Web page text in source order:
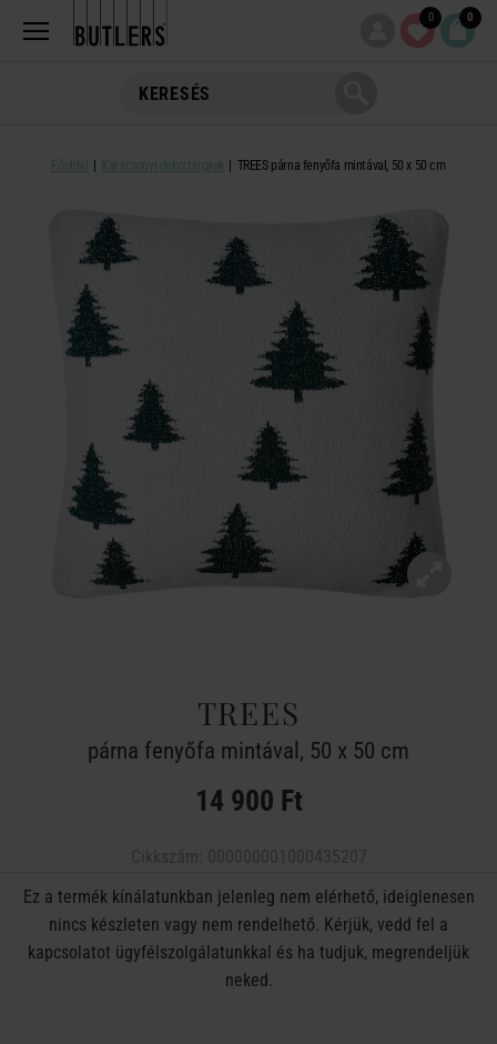
0 0
Főoldal Karácsonyi dekortárgyak TREES párna fenyőfa mintával, 50 x 50 cm
TREES
párna fenyőfa mintával, 50 x 50 cm
14 900 Ft
Ez a termék kínálatunkban jelenleg nem elérhető, ideiglenesen
nincs készleten vagy nem rendelhető. Kérjük, vedd fel a
kapcsolatot ügyfélszolgálatunkkal és ha tudjuk, megrendeljük
neked.